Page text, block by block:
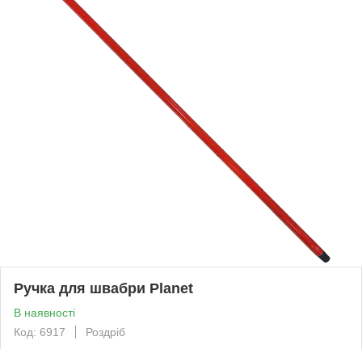
Ручка для швабри Planet
В наявності
Код: 6917
Роздріб